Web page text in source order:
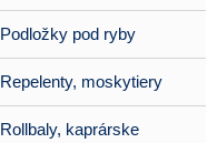
Podložky pod ryby
Repelenty, moskytiery
Rollbaly, kaprárske